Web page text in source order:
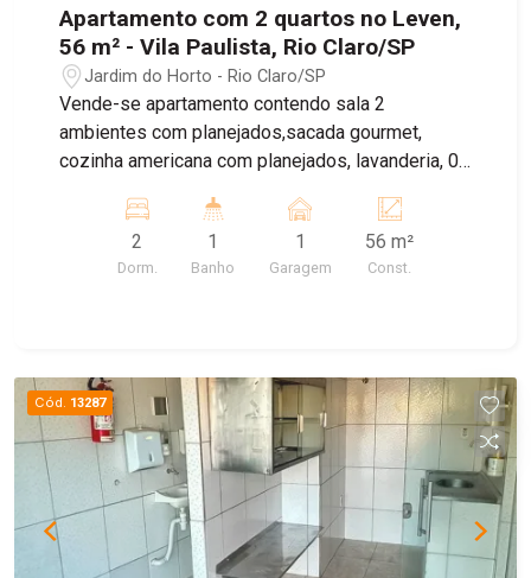
Apartamento com 2 quartos no Leven,
56 m² - Vila Paulista, Rio Claro/SP
Jardim do Horto - Rio Claro/SP
Vende-se apartamento contendo sala 2
ambientes com planejados,sacada gourmet,
cozinha americana com planejados, lavanderia, 02
2
Dorm.
1
Banho
1
Garagem
56 m²
Const.
Cód. 13287